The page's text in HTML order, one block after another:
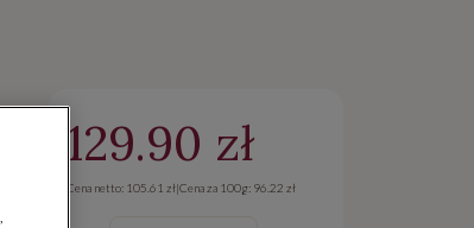
129.90 zł
Cena netto: 105.61 zł|Cena za 100g: 96.22 zł